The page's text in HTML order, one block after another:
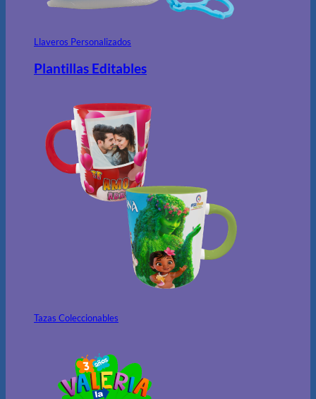
Llaveros Personalizados
Plantillas Editables
Tazas Coleccionables